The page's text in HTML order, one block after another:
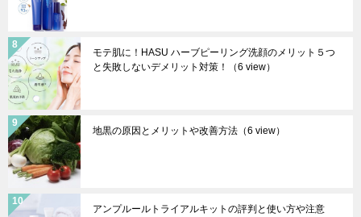
モテ肌に！HASU ハーブピーリング洗顔のメリット５つ
と失敗しないデメリット対策！
（6 view）
地黒の原因とメリットや改善方法 （6 view）
アンプルールトライアルキットの評判と使い方や注意